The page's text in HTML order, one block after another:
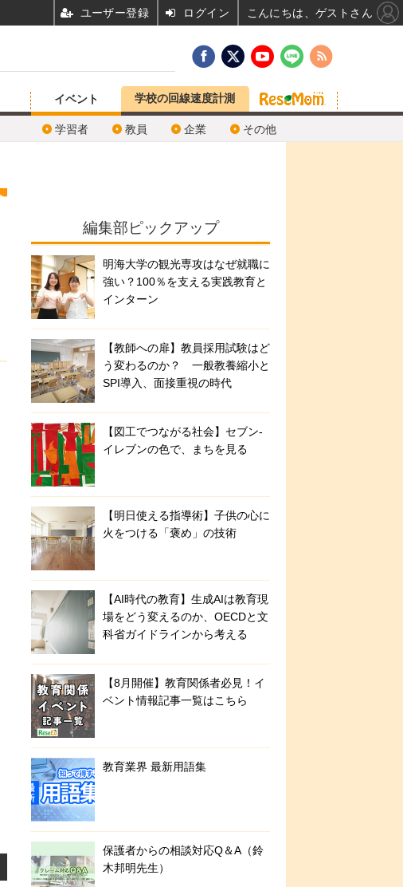
イベント
学習者 教員 企業 その他
学校の回線速度計測
編集部ピックアップ
明海大学の観光専攻はなぜ就職に
強い？100％を支える実践教育と
インターン
【教師への扉】教員採用試験はど
う変わるのか？ 一般教養縮小と
SPI導入、面接重視の時代
【図工でつながる社会】セブン‐
イレブンの色で、まちを見る
【明日使える指導術】子供の心に
火をつける「褒め」の技術
【AI時代の教育】生成AIは教育現
場をどう変えるのか、OECDと文
科省ガイドラインから考える
【8月開催】教育関係者必見！イ
ベント情報記事一覧はこちら
教育業界 最新用語集
保護者からの相談対応Q＆A（鈴
木邦明先生）
ユーザー登録 ログイン こんにちは、ゲストさん